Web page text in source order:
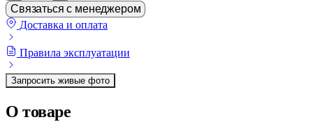
Связаться с менеджером
Доставка и оплата
Правила эксплуатации
Запросить живые фото
О товаре